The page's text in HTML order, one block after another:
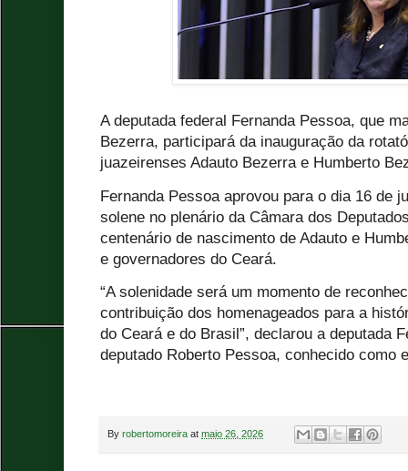
A deputada federal Fernanda Pessoa, que
Bezerra, participará da inauguração da
juazeirenses Adauto Bezerra e Humberto
Fernanda Pessoa aprovou para o dia 16 de
solene no plenário da Câmara dos
centenário de nascimento de Adauto e
e governadores do Ceará.
“A solenidade será um momento de
contribuição dos homenageados para a
do Ceará e do Brasil”, declarou a deputada
deputado Roberto Pessoa, conhecido como
By robertomoreira at maio 26, 2026